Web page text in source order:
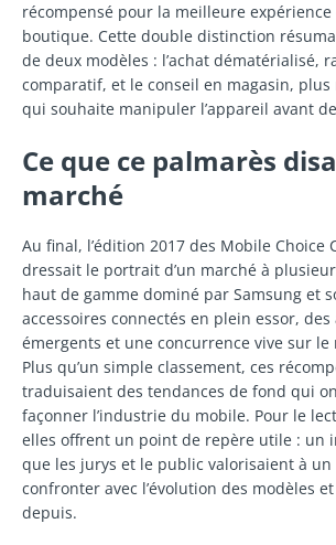
récompensé pour la meilleure
boutique. Cette double distinction
de deux modèles : l’achat dématérialisé,
comparatif, et le conseil en magasin,
qui souhaite manipuler l’appareil avant
Ce que ce palmarès
marché
Au final, l’édition 2017 des Mobile Choice
dressait le portrait d’un marché à
haut de gamme dominé par Samsung et
accessoires connectés en plein essor,
émergents et une concurrence vive sur le
Plus qu’un simple classement, ces
traduisaient des tendances de fond qui
façonner l’industrie du mobile. Pour le
elles offrent un point de repère utile : un
que les jurys et le public valorisaient à
confronter avec l’évolution des modèles
depuis.